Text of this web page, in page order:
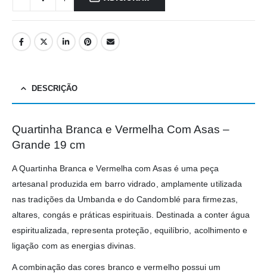
DESCRIÇÃO
Quartinha Branca e Vermelha Com Asas –
Grande 19 cm
A Quartinha Branca e Vermelha com Asas é uma peça
artesanal produzida em barro vidrado, amplamente utilizada
nas tradições da Umbanda e do Candomblé para firmezas,
altares, congás e práticas espirituais. Destinada a conter água
espiritualizada, representa proteção, equilíbrio, acolhimento e
ligação com as energias divinas.
A combinação das cores branco e vermelho possui um